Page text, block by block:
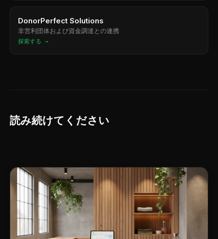
DonorPerfect Solutions
非営利団体および資金調達との連携
探索する →
読み続けてください